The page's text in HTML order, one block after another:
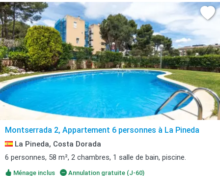
Montserrada 2, Appartement 6 personnes à La Pineda
La Pineda, Costa Dorada
6 personnes, 58 m², 2 chambres, 1 salle de bain, piscine.
Ménage inclus Annulation gratuite (J-60)